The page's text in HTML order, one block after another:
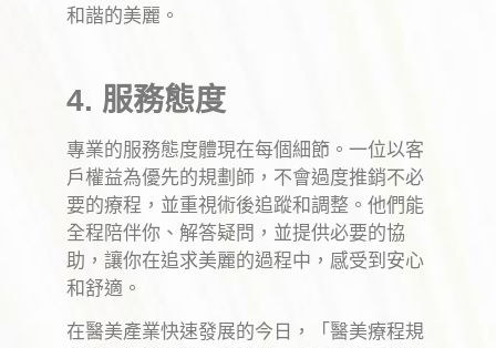
和諧的美麗。
4. 服務態度
專業的服務態度體現在每個細節。一位以客
戶權益為優先的規劃師，不會過度推銷不必
要的療程，並重視術後追蹤和調整。他們能
全程陪伴你、解答疑問，並提供必要的協
助，讓你在追求美麗的過程中，感受到安心
和舒適。
在醫美產業快速發展的今日，「醫美療程規